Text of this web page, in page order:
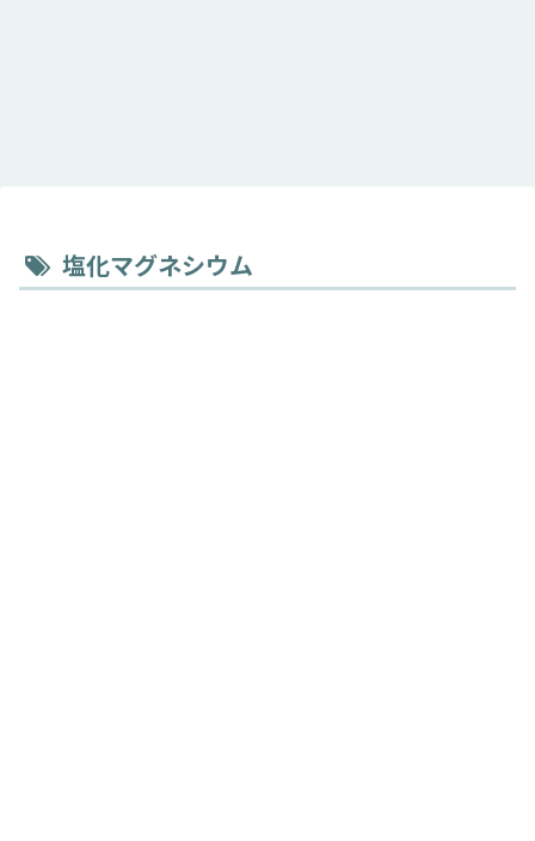
塩化マグネシウム